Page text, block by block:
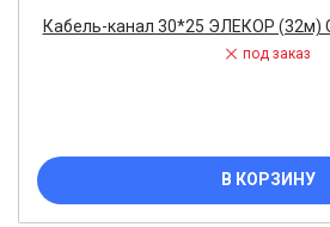
Кабель-канал 30*25 ЭЛЕКОР (32м)
под заказ
В КОРЗИНУ